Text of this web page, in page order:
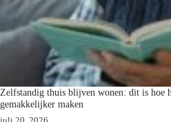
Zelfstandig thuis blijven wonen: dit is hoe
gemakkelijker maken